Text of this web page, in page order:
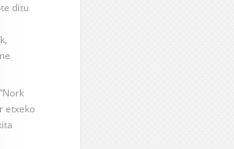
ditu
etxeko